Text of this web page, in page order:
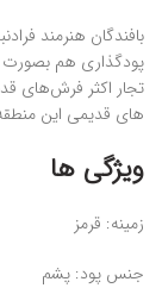
بافندگان هنرمند
پودگذاری هم
تجار اکثر فرش‌های
های قدیمی این
ویژگی‌ ها
زمینه: قرمز
جنس پود: پشم